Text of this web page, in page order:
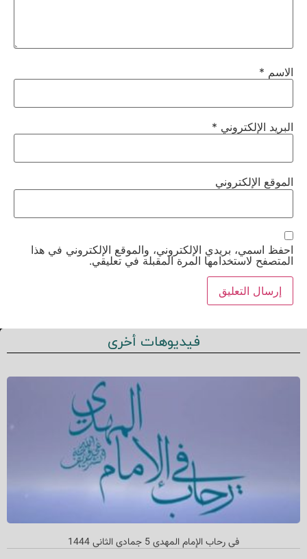
الاسم *
البريد الإلكتروني *
الموقع الإلكتروني
احفظ اسمي، بريدي الإلكتروني، والموقع الإلكتروني في هذا
المتصفح لاستخدامها المرة المقبلة في تعليقي.
فيديوهات أخرى
في رحاب الإمام المهدي 5 جمادي الثاني 1444